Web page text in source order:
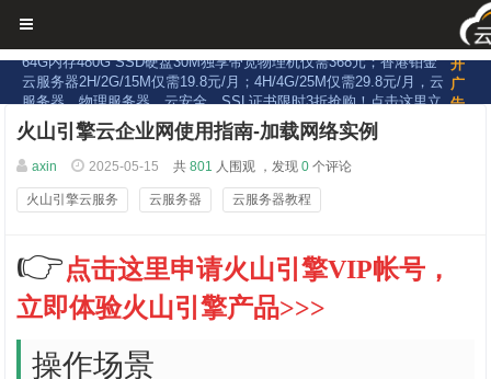
64G内存480G SSD硬盘30M独享带宽物理机仅需368元；香港铂金
云服务器2H/2G/15M仅需19.8元/月；4H/4G/25M仅需29.8元/月，云
服务器、物理服务器、云安全、SSL证书限时3折抢购！点击这里立
即抢购！
展
开
广
告
火山引擎云企业网使用指南-加载网络实例
axin 2025-05-15 共 801 人围观 ，发现 0 个评论
火山引擎云服务 云服务器 云服务器教程
👉点击这里申请火山引擎VIP帐号，
立即体验火山引擎产品>>>
操作场景